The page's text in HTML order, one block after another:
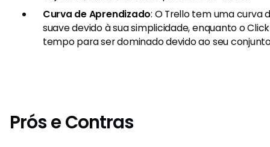
Curva de Aprendizado: O Trello tem uma curva
suave devido à sua simplicidade, enquanto o
tempo para ser dominado devido ao seu
Prós e Contras